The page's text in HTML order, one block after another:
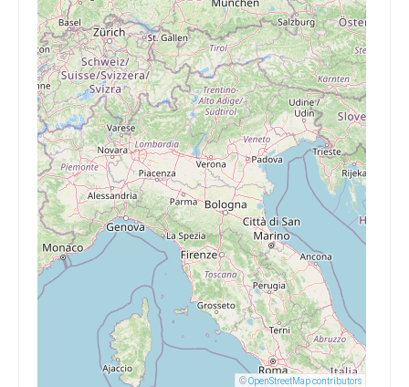
©OpenStreetMap contributors